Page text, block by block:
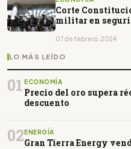
Corte
militar en
07 de febrero, 2024
LO MÁS LEÍDO
01 ECONOMÍA
Precio del oro supera
descuento
02ENERGÍA
Gran Tierra Energy